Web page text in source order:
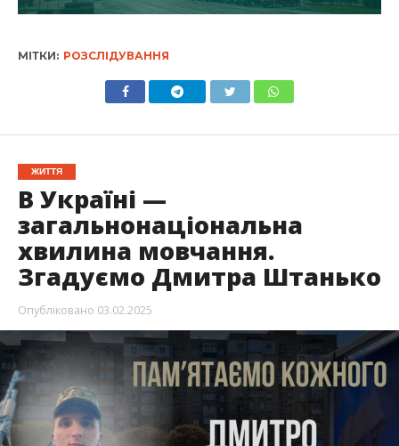
МІТКИ: РОЗСЛІДУВАННЯ
ЖИТТЯ
В Україні —
загальнонаціональна
хвилина мовчання.
Згадуємо Дмитра Штанько
Опубліковано 03.02.2025